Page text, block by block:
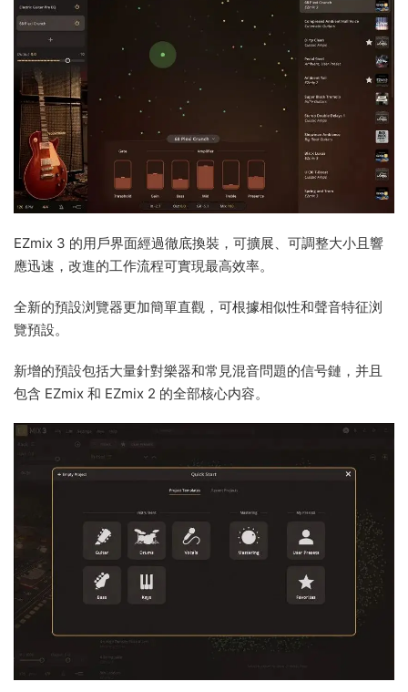
EZmix 3 的用戶界面經過徹底換裝，可擴展、可調整大小且響
應迅速，改進的工作流程可實現最高效率。
全新的預設浏覽器更加簡單直觀，可根據相似性和聲音特征浏
覽預設。
新增的預設包括大量針對樂器和常見混音問題的信号鏈，并且
包含 EZmix 和 EZmix 2 的全部核心内容。